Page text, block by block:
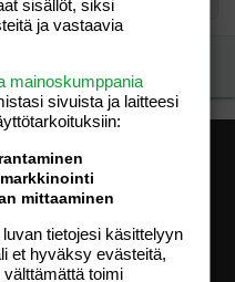
tiedot, aikataulut ja
sisällöt, siksi
ja vastaavia
mainoskumppania
sivuista ja laitteesi
mittaaminen
tietojesi käsittelyyn
et hyväksy evästeitä,
toimi